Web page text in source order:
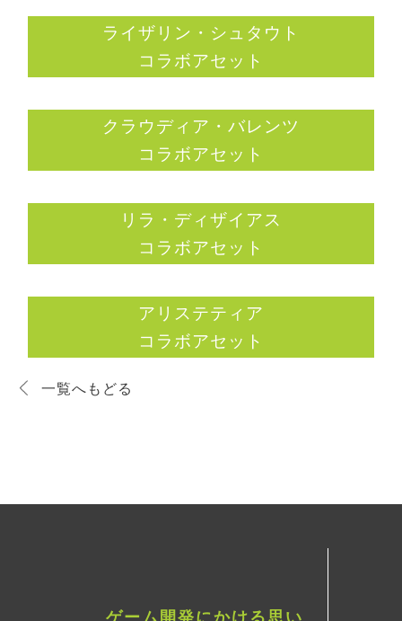
ライザリン・シュタウト
コラボアセット
クラウディア・バレンツ
コラボアセット
リラ・ディザイアス
コラボアセット
アリステティア
コラボアセット
一覧へもどる